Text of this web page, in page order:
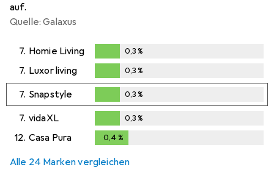
auf.
Quelle: Galaxus
7. Homie Living
0,3%
0,3%
7. Luxor living
0,3%
0,3%
7. Snapstyle
0,3%
0,3%
7. vidaXL
0,3%
0,3%
12. Casa Pura 0,4 %
Alle 24 Marken vergleichen